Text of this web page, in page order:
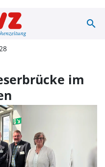
zursearch
im